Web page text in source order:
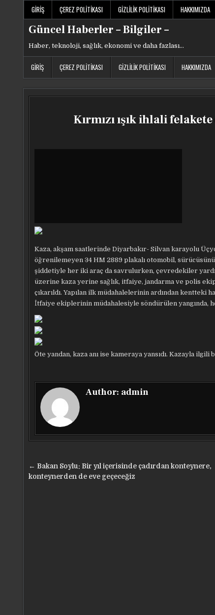
GIRIŞ ÇEREZ POLITIKASI GIZLILIK POLITIKASI HAKKIMIZDA
Güncel Haberler – Bilgiler –
Haber, teknoloji, sağlık, ekonomi ve daha fazlası…
GIRIŞ ÇEREZ POLITIKASI GIZLILIK POLITIKASI HAKKIMIZDA
Kırmızı ışık ihlali
Kaza, akşam saatlerinde Diyarbakır- Silvan karayolu
öğrenilemeyen 34 HM 2889 plakalı otomobil,
şiddetiyle her iki araç da savrulurken, çevredekiler
üzerine kaza yerine sağlık, itfaiye, jandarma ve polis
çıkarıldı. Yapılan ilk müdahalelerinin ardından kentteki
İtfaiye ekiplerinin müdahalesiyle söndürülen yangında,
Öte yandan, kaza anı ise kameraya yansıdı. Kazayla
Author: admin
Yazı
gezinmesi
← Bakan Soylu: Bir yıl içerisinde çadırdan konteynere,
konteynerden de eve geçeceğiz